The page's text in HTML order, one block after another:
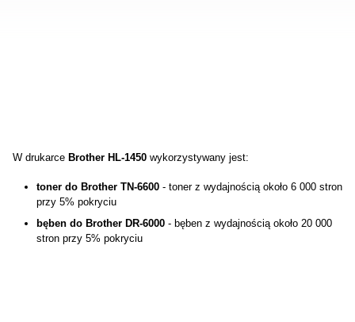
W drukarce Brother HL-1450wykorzystywany jest:
toner do Brother TN-6600 - toner z wydajnością około 6 000 stron
przy 5% pokryciu
bęben do Brother DR-6000 - bęben z wydajnością około 20 000
stron przy 5% pokryciu